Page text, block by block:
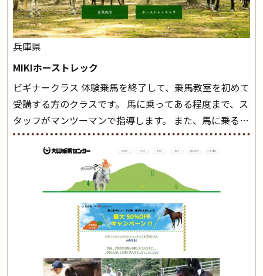
兵庫県
MIKIホーストレック
ビギナークラス 体験乗馬を終了して、乗馬教室を初めて
受講する方のクラスです。 馬に乗ってある程度まで、ス
タッフがマンツーマンで指導します。 また、馬に乗るだ
けでなく、馬の手入れや馬装（鞍などを装着する） も
このクラスで把握し、「馬に触れること」にも慣れてい
きましょう。 スタートクラス ビギナークラスで単独で
軽速歩(けいはやあし)ができるようになったら スタート
クラスへ。 グループレッスンで馬のスピードを調整し
ながら 軽速歩・正反撞(せいはんどう)を学びます。 安定
した手綱操作と軽速歩・正反撞ができるようになれば
駈歩(かけあし)練習に入ります。 ホップクラス スタート
クラスで常歩(なみあし)や 速歩、駈歩の初歩をマスター